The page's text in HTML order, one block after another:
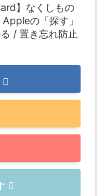
】なくしもの
の「探す」
/ 置き忘れ防止